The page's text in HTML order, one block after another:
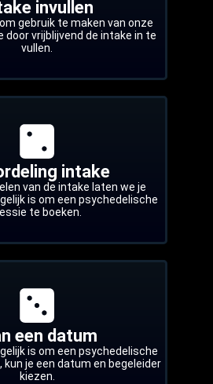
invullen
gebruik te maken van onze
door vrijblijvend de intake in te
vullen.
intake
van de intake laten we je
is om een psychedelische
te boeken.
een datum
is om een psychedelische
je een datum en begeleider
kiezen.